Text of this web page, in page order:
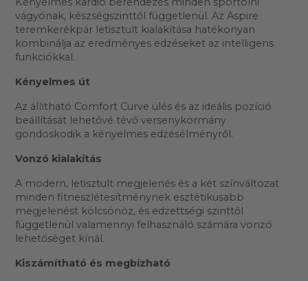
vágyónak, készségszinttől függetlenül. Az Aspire
teremkerékpár letisztult kialakítása hatékonyan
kombinálja az eredményes edzéseket az intelligens
funkciókkal.
Kényelmes út
Az állítható Comfort Curve ülés és az ideális pozíció
beállítását lehetővé tévő versenykormány
gondoskodik a kényelmes edzésélményről.
Vonzó kialakítás
A modern, letisztult megjelenés és a két színváltozat
minden fitneszlétesítménynek esztétikusabb
megjelenést kölcsönöz, és edzettségi szinttől
függetlenül valamennyi felhasználó számára vonzó
lehetőséget kínál.
Kiszámítható és megbízható